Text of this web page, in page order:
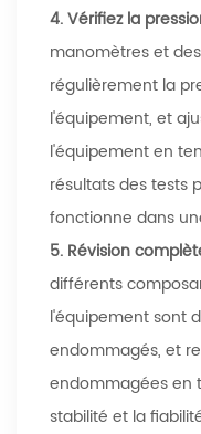
4.Vérifiez la
manomètres et
régulièrement la
l'équipement, et
l'équipement en
résultats des tests
fonctionne dans
5. Révision
différents
l'équipement sont
endommagés, et
endommagées en
stabilité et la